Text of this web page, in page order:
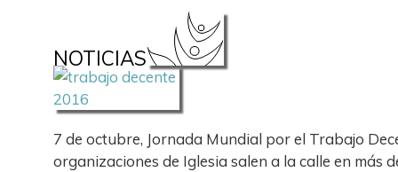
NOTICIAS
7 de octubre, Jornada Mundial por el Trabajo
organizaciones de Iglesia salen a la calle en más